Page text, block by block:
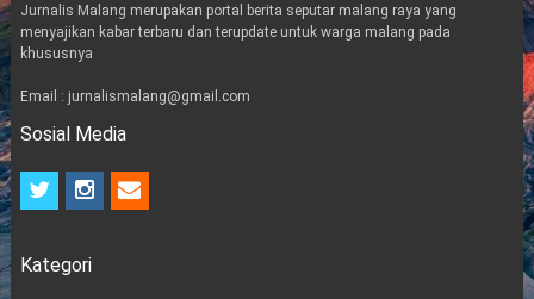
Jurnalis Malang merupakan portal berita seputar malang raya yang
menyajikan kabar terbaru dan terupdate untuk warga malang pada
khususnya
Email : jurnalismalang@gmail.com
Sosial Media
t
t
i
n
e
m
Kategori